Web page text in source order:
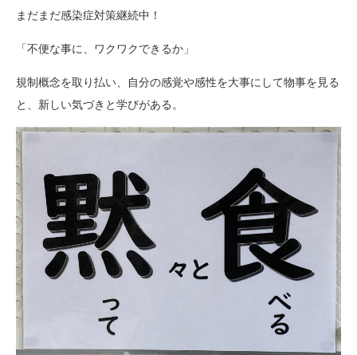
まだまだ感染症対策継続中！
「不便な事に、ワクワクできるか」
規制概念を取り払い、自分の感覚や感性を大事にして物事を見る
と、新しい気づきと学びがある。